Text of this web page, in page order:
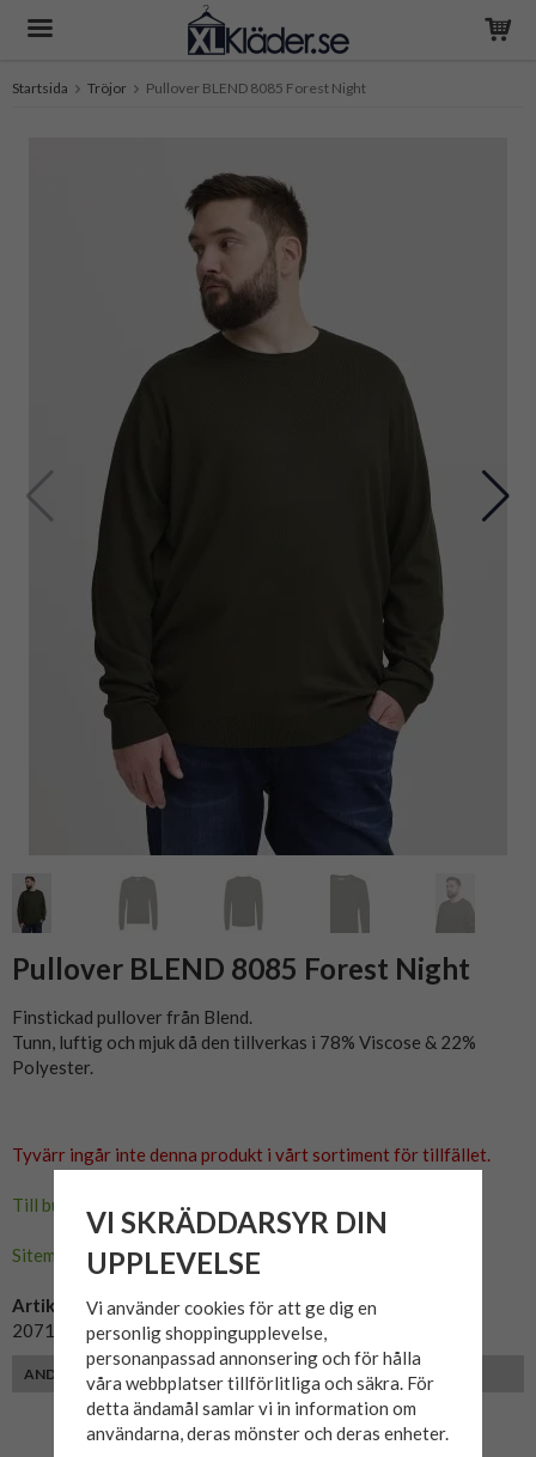
Startsida Tröjor Pullover BLEND 8085 Forest Night
Pullover BLEND 8085 Forest Night
Finstickad pullover från Blend.
Tunn, luftig och mjuk då den tillverkas i 78% Viscose & 22%
Polyester.
Tyvärr ingår inte denna produkt i vårt sortiment för tillfället.
Till butikens startsida »
Sitemap »
Artikelnummer:
20718085-190414
ANDRA FÄRGER
VI SKRÄDDARSYR DIN
UPPLEVELSE
Vi använder cookies för att ge dig en
personlig shoppingupplevelse,
personanpassad annonsering och för hålla
våra webbplatser tillförlitliga och säkra. För
detta ändamål samlar vi in information om
användarna, deras mönster och deras enheter.